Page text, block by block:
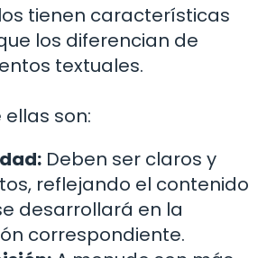
tienen características
los diferencian de
textuales.
son:
Deben ser claros y
reflejando el contenido
desarrollará en la
correspondiente.